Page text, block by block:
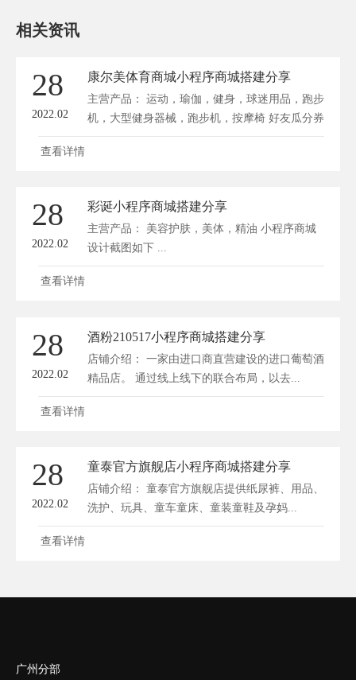
相关资讯
28
2022.02
康尔美体育商城小程序商城搭建分享
主营产品： 运动，瑜伽，健身，球迷用品，跑步
机，大型健身器械，跑步机，按摩椅 好友瓜分券
| 多人...
查看详情
28
2022.02
彩诞小程序商城搭建分享
主营产品： 美容护肤，美体，精油 小程序商城
设计截图如下 ...
查看详情
28
2022.02
酒粉210517小程序商城搭建分享
店铺介绍： 一家由进口商直营建设的进口葡萄酒
精品店。 通过线上线下的联合布局，以去...
查看详情
28
2022.02
童泰官方旗舰店小程序商城搭建分享
店铺介绍： 童泰官方旗舰店提供纸尿裤、用品、
洗护、玩具、童车童床、童装童鞋及孕妈...
查看详情
广州分部